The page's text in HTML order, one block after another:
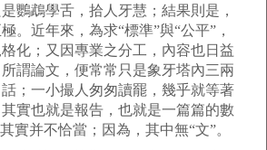
鸚鵡學舌，拾人牙慧；結果則是，
。近年來，為求“標準”與“公平”，
化；又因專業之分工，內容也日益
謂論文，便常常只是象牙塔內三兩
；一小撮人匆匆讀罷，幾乎就等著
實也就是報告，也就是一篇篇的數
實并不恰當；因為，其中無“文”。